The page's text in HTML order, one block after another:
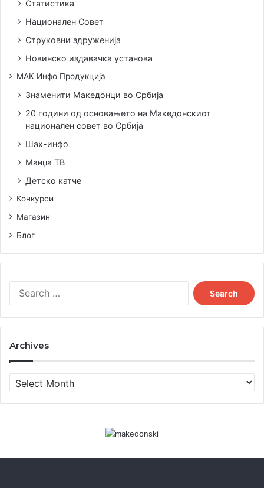
Статистика
Национален Совет
Струковни здруженија
Новинско издавачка установа
МАК Инфо Продукција
Знаменити Македонци во Србија
20 години од основањето на Македонскиот
национален совет во Србија
Шах-инфо
Манџа ТВ
Детско катче
Конкурси
Магазин
Блог
Search
for:
Archives
Archives